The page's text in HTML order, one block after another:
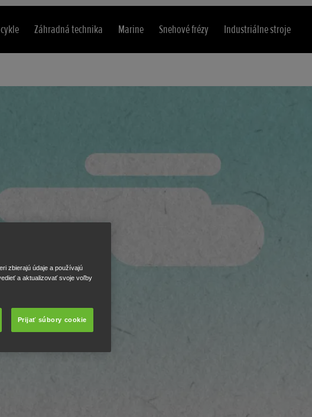
Záhradná technika Marine Snehové frézy Industriálne stroje
zbierajú údaje a používajú
a aktualizovať svoje voľby
Prijať súbory cookie